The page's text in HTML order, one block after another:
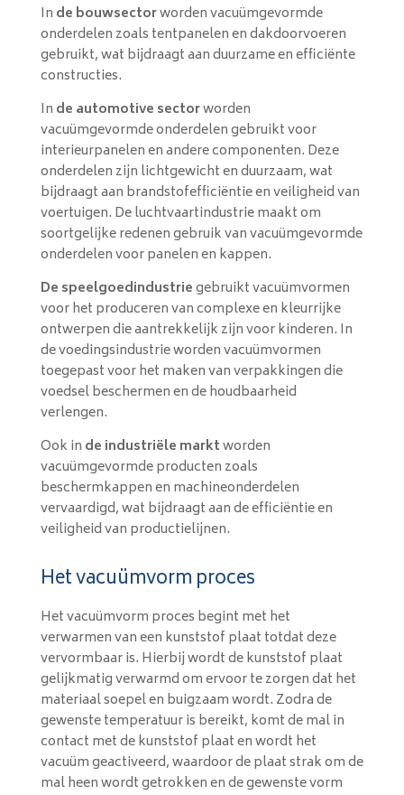
In de bouwsectorworden vacuümgevormde
onderdelen zoals tentpanelen en dakdoorvoeren
gebruikt, wat bijdraagt aan duurzame en efficiënte
constructies.
In de automotive sectorworden
vacuümgevormde onderdelen gebruikt voor
interieurpanelen en andere componenten. Deze
onderdelen zijn lichtgewicht en duurzaam, wat
bijdraagt aan brandstofefficiëntie en veiligheid van
voertuigen. De luchtvaartindustrie maakt om
soortgelijke redenen gebruik van vacuümgevormde
onderdelen voor panelen en kappen.
De speelgoedindustriegebruikt vacuümvormen
voor het produceren van complexe en kleurrijke
ontwerpen die aantrekkelijk zijn voor kinderen. In
de voedingsindustrie worden vacuümvormen
toegepast voor het maken van verpakkingen die
voedsel beschermen en de houdbaarheid
verlengen.
Ook in de industriële marktworden
vacuümgevormde producten zoals
beschermkappen en machineonderdelen
vervaardigd, wat bijdraagt aan de efficiëntie en
veiligheid van productielijnen.
Het vacuümvorm proces
Het vacuümvorm proces begint met het
verwarmen van een kunststof plaat totdat deze
vervormbaar is. Hierbij wordt de kunststof plaat
gelijkmatig verwarmd om ervoor te zorgen dat het
materiaal soepel en buigzaam wordt. Zodra de
gewenste temperatuur is bereikt, komt de mal in
contact met de kunststof plaat en wordt het
vacuüm geactiveerd, waardoor de plaat strak om de
mal heen wordt getrokken en de gewenste vorm